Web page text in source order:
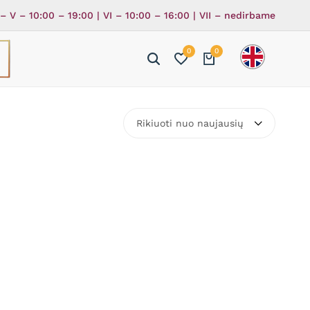
V – 10:00 – 19:00 | VI – 10:00 – 16:00 | VII – nedirbame
0 0
Rikiuoti nuo naujausių